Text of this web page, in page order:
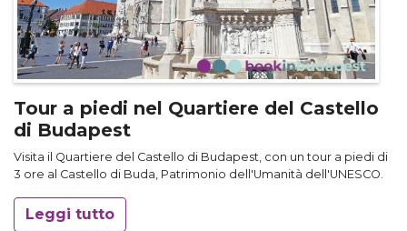
Tour a piedi nel Quartiere del Castello
di Budapest
Visita il Quartiere del Castello di Budapest, con un tour a piedi di
3 ore al Castello di Buda, Patrimonio dell'Umanità dell'UNESCO.
Leggi tutto